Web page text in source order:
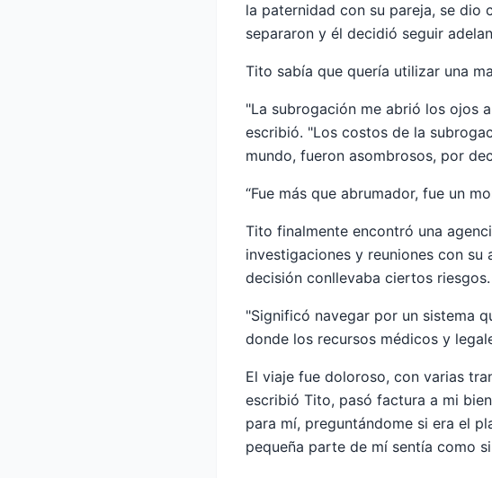
la paternidad con su pareja, se dio
separaron y él decidió seguir
Tito sabía que quería utilizar una
"La subrogación me abrió los ojos
escribió. "Los costos de la
mundo, fueron asombrosos, por
“Fue más que abrumador, fue un
Tito finalmente encontró una
investigaciones y reuniones con
decisión conllevaba ciertos riesgos.
"Significó navegar por un sistema
donde los recursos médicos y
El viaje fue doloroso, con varias
escribió Tito, pasó factura a mi
para mí, preguntándome si era el
pequeña parte de mí sentía como